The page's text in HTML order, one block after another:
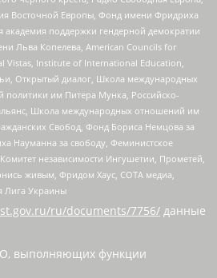
Восточной Европы, Фонд имени Фридриха
академия поддержки гендерной демократии
Льва Копелева, American Councils for
Vistas, Institute of International Education,
Открытый диалог, Школа международных
политики им Питера Мунка, Российско-
Школа международных отношений им
Свобод, Фонд Бориса Немцова за
Науманна за свободу, Феминистское
независимости Ингушетии, Прометей,
живым, Фридом Хаус, СОТА медиа,
Лига Украины
ru/documents/7756/ данные
выполняющих функции